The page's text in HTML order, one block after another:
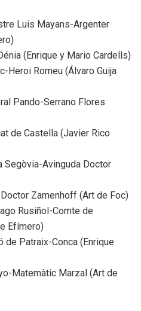
Luis Mayans-Argenter
(Enrique y Mario Cardells)
Heroi Romeu (Álvaro Guija
Pando-Serrano Flores
de Castella (Javier Rico
Segòvia-Avinguda Doctor
Zamenhoff (Art de Foc)
Rusiñol-Comte de
Efímero)
de Patraix-Conca (Enrique
Matemàtic Marzal (Art de